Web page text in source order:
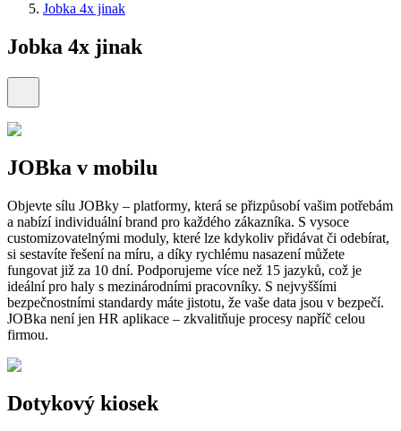
Jobka 4x jinak
Jobka 4x jinak
JOBka v mobilu
Objevte sílu JOBky – platformy, která se přizpůsobí vašim potřebám
a nabízí individuální brand pro každého zákazníka. S vysoce
customizovatelnými moduly, které lze kdykoliv přidávat či odebírat,
si sestavíte řešení na míru, a díky rychlému nasazení můžete
fungovat již za 10 dní. Podporujeme více než 15 jazyků, což je
ideální pro haly s mezinárodními pracovníky. S nejvyššími
bezpečnostními standardy máte jistotu, že vaše data jsou v bezpečí.
JOBka není jen HR aplikace – zkvalitňuje procesy napříč celou
firmou.
Dotykový kiosek